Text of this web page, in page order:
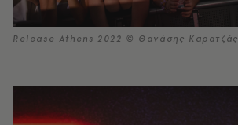
Release Athens 2022 © Θανάσης Καρατζάς